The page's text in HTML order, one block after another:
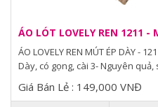
ÁO LÓT LOVELY REN 1211 -
ÁO LOVELY REN MÚT ÉP DÀY -
Dày, có gọng, cài 3- Nguyên quả,
Giá Bán Lẻ : 149,000 VNĐ